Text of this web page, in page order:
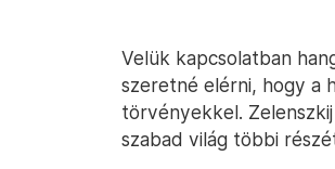
Velük kapcsolatban
szeretné elérni, hogy a
törvényekkel.
szabad világ többi